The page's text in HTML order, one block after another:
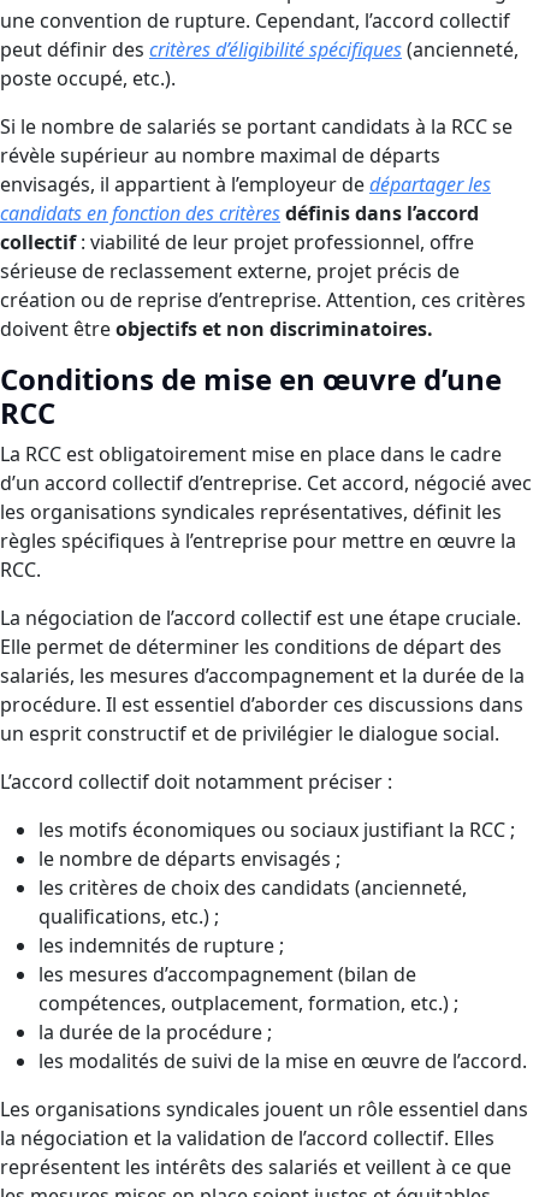
une convention de rupture. Cependant, l’accord collectif
peut définir des critères d’éligibilité spécifiques(ancienneté,
poste occupé, etc.).
Si le nombre de salariés se portant candidats à la RCC se
révèle supérieur au nombre maximal de départs
envisagés, il appartient à l’employeur dedépartager les
candidats en fonction des critèresdéfinis dans l’accord
collectif: viabilité de leur projet professionnel, offre
sérieuse de reclassement externe, projet précis de
création ou de reprise d’entreprise. Attention, ces critères
doivent êtreobjectifs et non discriminatoires.
Conditions de mise en œuvre d’une
RCC
La RCC est obligatoirement mise en place dans le cadre
d’un accord collectif d’entreprise. Cet accord, négocié avec
les organisations syndicales représentatives, définit les
règles spécifiques à l’entreprise pour mettre en œuvre la
RCC.
La négociation de l’accord collectif est une étape cruciale.
Elle permet de déterminer les conditions de départ des
salariés, les mesures d’accompagnement et la durée de la
procédure. Il est essentiel d’aborder ces discussions dans
un esprit constructif et de privilégier le dialogue social.
L’accord collectif doit notamment préciser :
les motifs économiques ou sociaux justifiant la RCC ;
le nombre de départs envisagés ;
les critères de choix des candidats (ancienneté,
qualifications, etc.) ;
les indemnités de rupture ;
les mesures d’accompagnement (bilan de
compétences, outplacement, formation, etc.) ;
la durée de la procédure ;
les modalités de suivi de la mise en œuvre de l’accord.
Les organisations syndicales jouent un rôle essentiel dans
la négociation et la validation de l’accord collectif. Elles
représentent les intérêts des salariés et veillent à ce que